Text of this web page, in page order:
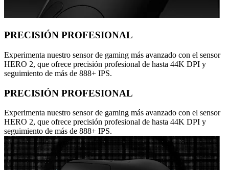
PRECISIÓN PROFESIONAL
Experimenta nuestro sensor de gaming más avanzado con el sensor
HERO 2, que ofrece precisión profesional de hasta 44K DPI y
seguimiento de más de 888+ IPS.
PRECISIÓN PROFESIONAL
Experimenta nuestro sensor de gaming más avanzado con el sensor
HERO 2, que ofrece precisión profesional de hasta 44K DPI y
seguimiento de más de 888+ IPS.